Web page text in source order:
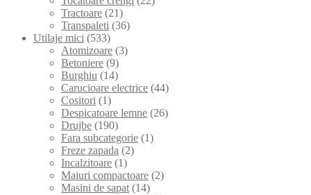
Tractoare (21)
Transpaleti (36)
Utilaje mici (533)
Atomizoare (3)
Betoniere (9)
Burghiu (14)
Carucioare electrice (44)
Cositori (1)
Despicatoare lemne (26)
Drujbe (190)
Fara subcategorie (1)
Freze zapada (2)
Incalzitoare (1)
Maiuri compactoare (2)
Masini de sapat (14)